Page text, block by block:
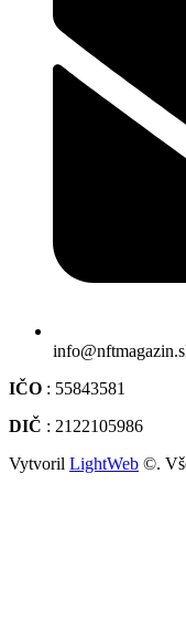
IČO : 55843581
DIČ : 2122105986
Vytvoril LightWeb ©.